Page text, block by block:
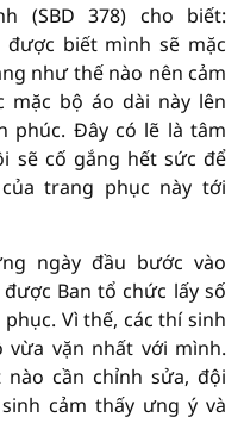
(SBD 378) cho biết:
biết mình sẽ mặc
như thế nào nên cảm
mặc bộ áo dài này lên
phúc. Đây có lẽ là tâm
sẽ cố gắng hết sức để
trang phục này tới
ngày đầu bước vào
Ban tổ chức lấy số
Vì thế, các thí sinh
vặn nhất với mình.
cần chỉnh sửa, đội
cảm thấy ưng ý và